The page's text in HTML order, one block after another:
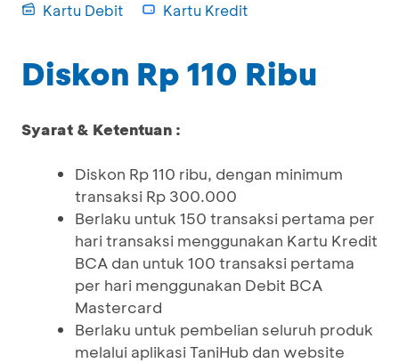
Kartu Debit Kartu Kredit
Diskon Rp 110 Ribu
Syarat & Ketentuan :
Diskon Rp 110 ribu, dengan minimum
transaksi Rp 300.000
Berlaku untuk 150 transaksi pertama per
hari transaksi menggunakan Kartu Kredit
BCA dan untuk 100 transaksi pertama
per hari menggunakan Debit BCA
Mastercard
Berlaku untuk pembelian seluruh produk
melalui aplikasi TaniHub dan website